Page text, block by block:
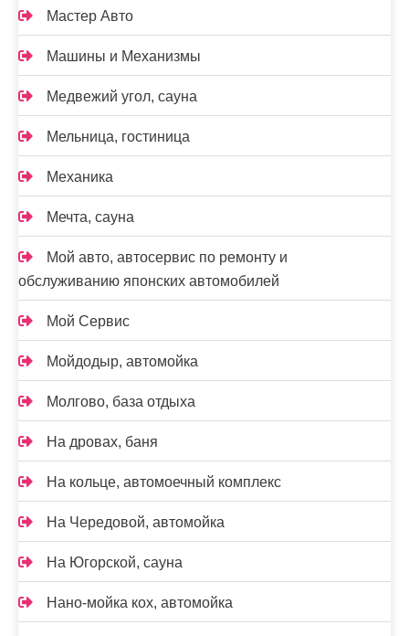
Мастер Авто
Машины и Механизмы
Медвежий угол, сауна
Мельница, гостиница
Механика
Мечта, сауна
Мой авто, автосервис по ремонту и
обслуживанию японских автомобилей
Мой Сервис
Мойдодыр, автомойка
Молгово, база отдыха
На дровах, баня
На кольце, автомоечный комплекс
На Чередовой, автомойка
На Югорской, сауна
Нано-мойка кох, автомойка